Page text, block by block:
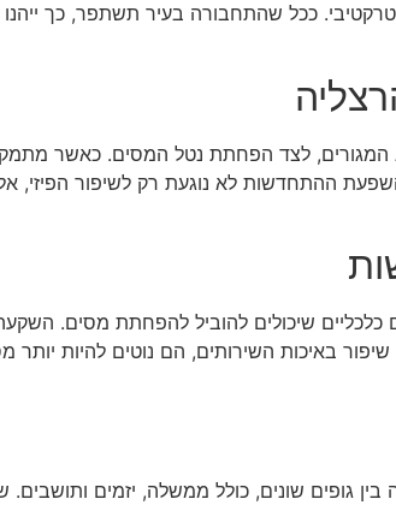
ככל שהתחבורה בעיר תשתפר, כך
המגורים, לצד הפחתת נטל המסים. כאשר
ההתחדשות לא נוגעת רק לשיפור הפיזי,
שיכולים להוביל להפחתת מסים.
באיכות השירותים, הם נוטים להיות יותר
גופים שונים, כולל ממשלה, יזמים